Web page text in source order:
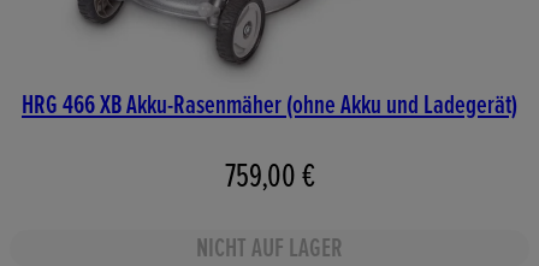
HRG 466 XB Akku-Rasenmäher (ohne Akku und Ladegerät)
759,00 €
NICHT AUF LAGER